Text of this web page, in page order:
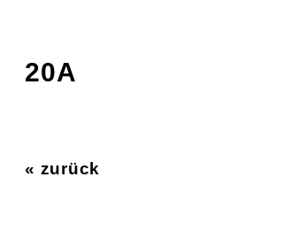
20A
« zurück